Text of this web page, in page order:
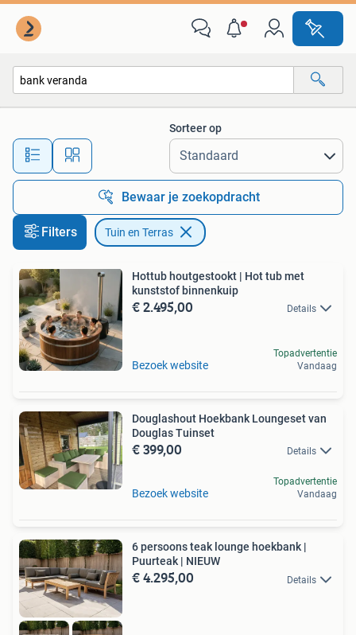
Alle afstanden…
Sorteer op
Bewaar je zoekopdracht
Filters Tuin en Terras
Hottub houtgestookt | Hot tub met
kunststof binnenkuip
€ 2.495,00 Details
Bezoek website
Topadvertentie
Vandaag
Douglashout Hoekbank Loungeset van
Douglas Tuinset
€ 399,00 Details
Bezoek website
Topadvertentie
Vandaag
6 persoons teak lounge hoekbank |
Puurteak | NIEUW
€ 4.295,00 Details